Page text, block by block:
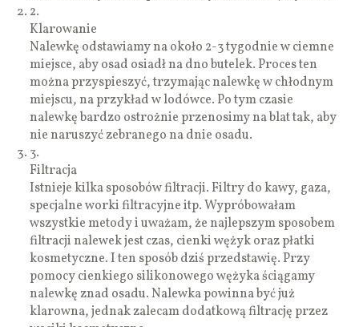
2.
Klarowanie
Nalewkę odstawiamy na około 2-3 tygodnie w ciemne
miejsce, aby osad osiadł na dno butelek. Proces ten
można przyspieszyć, trzymając nalewkę w chłodnym
miejscu, na przykład w lodówce. Po tym czasie
nalewkę bardzo ostrożnie przenosimy na blat tak, aby
nie naruszyć zebranego na dnie osadu.
3.
Filtracja
Istnieje kilka sposobów filtracji. Filtry do kawy, gaza,
specjalne worki filtracyjne itp. Wypróbowałam
wszystkie metody i uważam, że najlepszym sposobem
filtracji nalewek jest czas, cienki wężyk oraz płatki
kosmetyczne. I ten sposób dziś przedstawię. Przy
pomocy cienkiego silikonowego wężyka ściągamy
nalewkę znad osadu. Nalewka powinna być już
klarowna, jednak zalecam dodatkową filtrację przez